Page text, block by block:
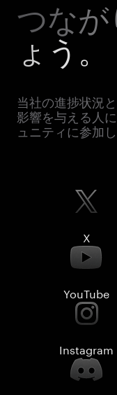
つなが
ょう。
当社の進捗状況
影響を与える人
ュニティに参加
X
YouTube
Instagram